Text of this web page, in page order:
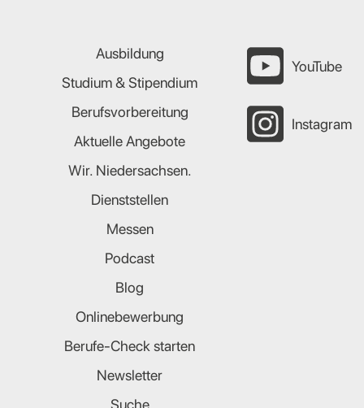
Ausbildung
Studium & Stipendium
Berufsvorbereitung
Aktuelle Angebote
Wir. Niedersachsen.
Dienststellen
Messen
Podcast
Blog
Onlinebewerbung
Berufe-Check starten
Newsletter
YouTube
Instagram